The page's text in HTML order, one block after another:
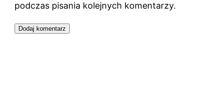
podczas pisania kolejnych komentarzy.